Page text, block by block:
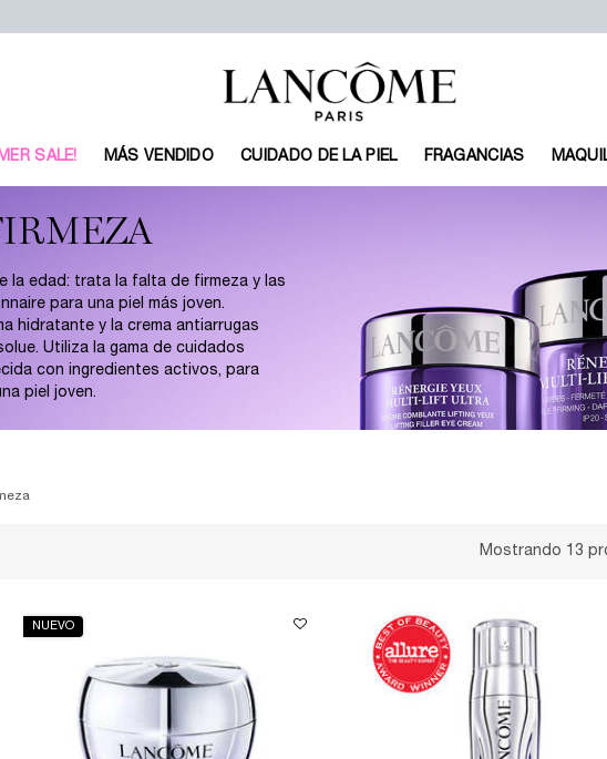
SALE! MÁS VENDIDO CUIDADO DE LA PIEL FRAGANCIAS
la edad: trata la falta de firmeza y las
para una piel más joven.
hidratante y la crema antiarrugas
Utiliza la gama de cuidados
con ingredientes activos, para
piel joven.
Mostrando 13
NUEVO